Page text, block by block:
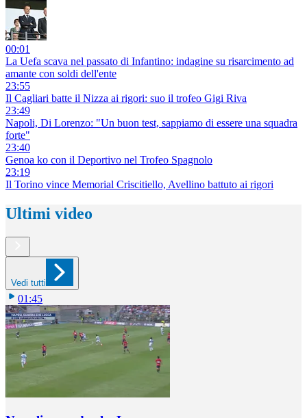
00:01
La Uefa scava nel passato di Infantino: indagine su risarcimento ad
amante con soldi dell'ente
23:55
Il Cagliari batte il Nizza ai rigori: suo il trofeo Gigi Riva
23:49
Napoli, Di Lorenzo: "Un buon test, sappiamo di essere una squadra
forte"
23:40
Genoa ko con il Deportivo nel Trofeo Spagnolo
23:19
Il Torino vince Memorial Criscitiello, Avellino battuto ai rigori
Ultimi video
Vedi tutti
01:45